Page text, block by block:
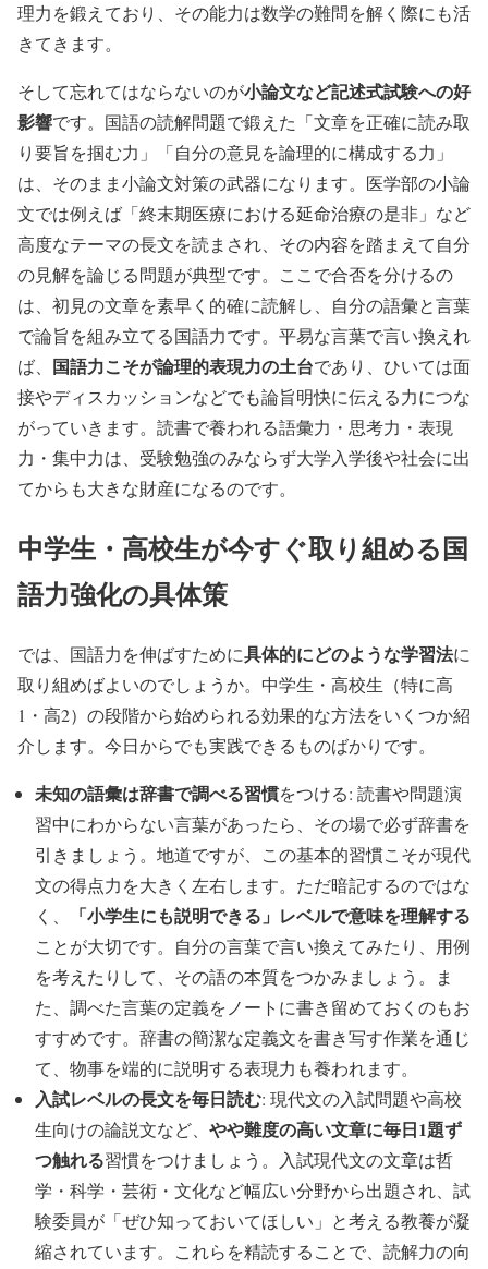
理力を鍛えており、その能力は数学の難問を解く際にも活
きてきます。
そして忘れてはならないのが小論文など記述式試験への好
影響です。国語の読解問題で鍛えた「文章を正確に読み取
り要旨を掴む力」「自分の意見を論理的に構成する力」
は、そのまま小論文対策の武器になります。医学部の小論
文では例えば「終末期医療における延命治療の是非」など
高度なテーマの長文を読まされ、その内容を踏まえて自分
の見解を論じる問題が典型です。ここで合否を分けるの
は、初見の文章を素早く的確に読解し、自分の語彙と言葉
で論旨を組み立てる国語力です。平易な言葉で言い換えれ
ば、 国語力こそが論理的表現力の土台であり、ひいては面
接やディスカッションなどでも論旨明快に伝える力につな
がっていきます。読書で養われる語彙力・思考力・表現
力・集中力は、受験勉強のみならず大学入学後や社会に出
てからも大きな財産になるのです。
中学生・高校生が今すぐ取り組める国
語力強化の具体策
では、国語力を伸ばすために具体的にどのような学習法に
取り組めばよいのでしょうか。中学生・高校生（特に高
1・高2）の段階から始められる効果的な方法をいくつか紹
介します。今日からでも実践できるものばかりです。
未知の語彙は辞書で調べる習慣をつける: 読書や問題演
習中にわからない言葉があったら、その場で必ず辞書を
引きましょう。地道ですが、この基本的習慣こそが現代
文の得点力を大きく左右します。ただ暗記するのではな
く、
「小学生にも説明できる」レベルで意味を理解する
ことが大切です。自分の言葉で言い換えてみたり、用例
を考えたりして、その語の本質をつかみましょう。ま
た、調べた言葉の定義をノートに書き留めておくのもお
すすめです。辞書の簡潔な定義文を書き写す作業を通じ
て、物事を端的に説明する表現力も養われます。
入試レベルの長文を毎日読む: 現代文の入試問題や高校
生向けの論説文など、 やや難度の高い文章に毎日1題ず
つ触れる習慣をつけましょう。入試現代文の文章は哲
学・科学・芸術・文化など幅広い分野から出題され、試
験委員が「ぜひ知っておいてほしい」と考える教養が凝
縮されています。これらを精読することで、読解力の向